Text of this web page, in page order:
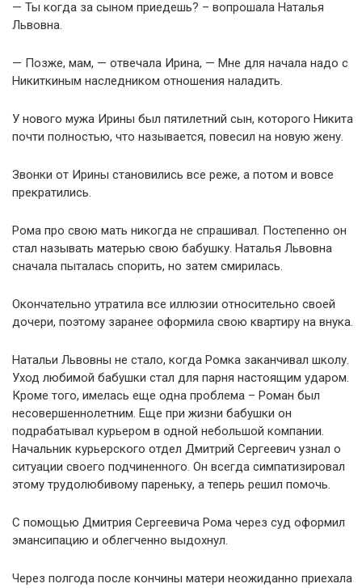
— Ты когда за сыном приедешь? – вопрошала Наталья
Львовна.
— Позже, мам, — отвечала Ирина, — Мне для начала надо с
Никиткиным наследником отношения наладить.
У нового мужа Ирины был пятилетний сын, которого Никита
почти полностью, что называется, повесил на новую жену.
Звонки от Ирины становились все реже, а потом и вовсе
прекратились.
Рома про свою мать никогда не спрашивал. Постепенно он
стал называть матерью свою бабушку. Наталья Львовна
сначала пыталась спорить, но затем смирилась.
Окончательно утратила все иллюзии относительно своей
дочери, поэтому заранее оформила свою квартиру на внука.
Натальи Львовны не стало, когда Ромка заканчивал школу.
Уход любимой бабушки стал для парня настоящим ударом.
Кроме того, имелась еще одна проблема – Роман был
несовершеннолетним. Еще при жизни бабушки он
подрабатывал курьером в одной небольшой компании.
Начальник курьерского отдел Дмитрий Сергеевич узнал о
ситуации своего подчиненного. Он всегда симпатизировал
этому трудолюбивому пареньку, а теперь решил помочь.
С помощью Дмитрия Сергеевича Рома через суд оформил
эмансипацию и облегченно выдохнул.
Через полгода после кончины матери неожиданно приехала